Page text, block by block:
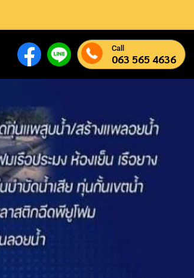
Call
063 565 4636